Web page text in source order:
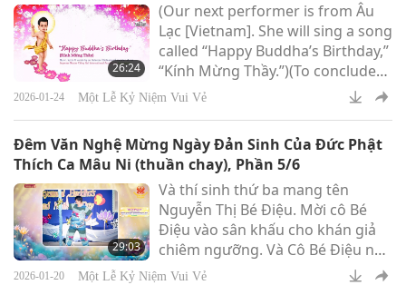
26:24
(Our next performer is from Âu
Lạc [Vietnam]. She will sing a song
called “Happy Buddha’s Birthday,”
“Kính Mừng Thầy.”)(To conclude
this evening’s performances, it
Talchum.”)Thank you. When I first
came to Korea for a lecture, and
after my lecture – thousands of
people, just about three, four
thousand, the first time in Busan
– and they love
2026-01-24 Một Lễ Kỷ Niệm Vui Vẻ
Đêm Văn Nghệ Mừng Ngày Đản Sinh Của Đức Phật
Thích Ca Mâu Ni (thuần chay), Phần 5/6
29:03
Và thí sinh thứ ba mang tên
Nguyễn Thị Bé Điệu. Mời cô Bé
Điệu vào sân khấu cho khán giả
chiêm ngưỡng. Và Cô Bé Điệu này
đã dự thi rất nhiều chương trình
2026-01-20 Một Lễ Kỷ Niệm Vui Vẻ